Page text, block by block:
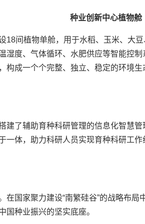
种业创新中心植物舱
18间植物单舱，用于水稻、玉米、大
湿度、气体循环、水肥供应等智能控
构成一个个完整、独立、稳定的环境
建了辅助育种科研管理的信息化智慧
一体，助力科研人员实现育种科研工
在国家聚力建设“南繁硅谷”的战略布
国种业振兴的坚实底座。